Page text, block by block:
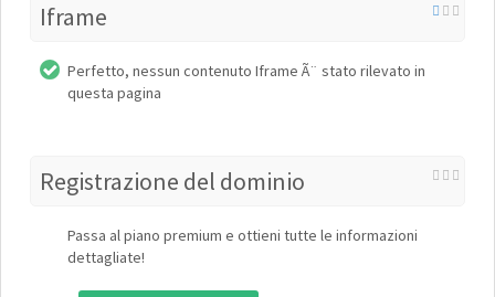
Iframe
Perfetto, nessun contenuto Iframe Ã¨ stato rilevato in
questa pagina
Registrazione del dominio
Passa al piano premium e ottieni tutte le informazioni
dettagliate!